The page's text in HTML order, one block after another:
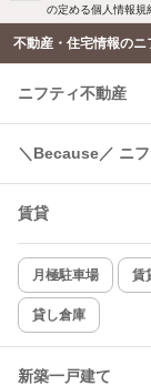
エアコンあり
温水洗浄便座
コンロ2口以
新着のみ
該当件数:
2件
の定める個人情報規
不動産・住宅情報のニ
ニフティ不動産
＼Because／ ニ
賃貸
月極駐車場 賃
貸し倉庫
新築一戸建て